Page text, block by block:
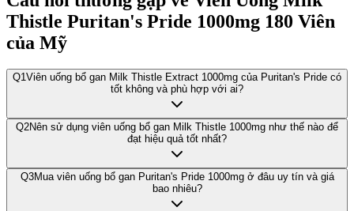
Thistle Puritan's Pride 1000mg 180 Viên
của Mỹ
Q1Viên uống bổ gan Milk Thistle Extract 1000mg của Puritan's Pride có
tốt không và phù hợp với ai?
Q2Nên sử dụng viên uống bổ gan Milk Thistle 1000mg như thế nào để
đạt hiệu quả tốt nhất?
Q3Mua viên uống bổ gan Puritan's Pride 1000mg ở đâu uy tín và giá
bao nhiêu?